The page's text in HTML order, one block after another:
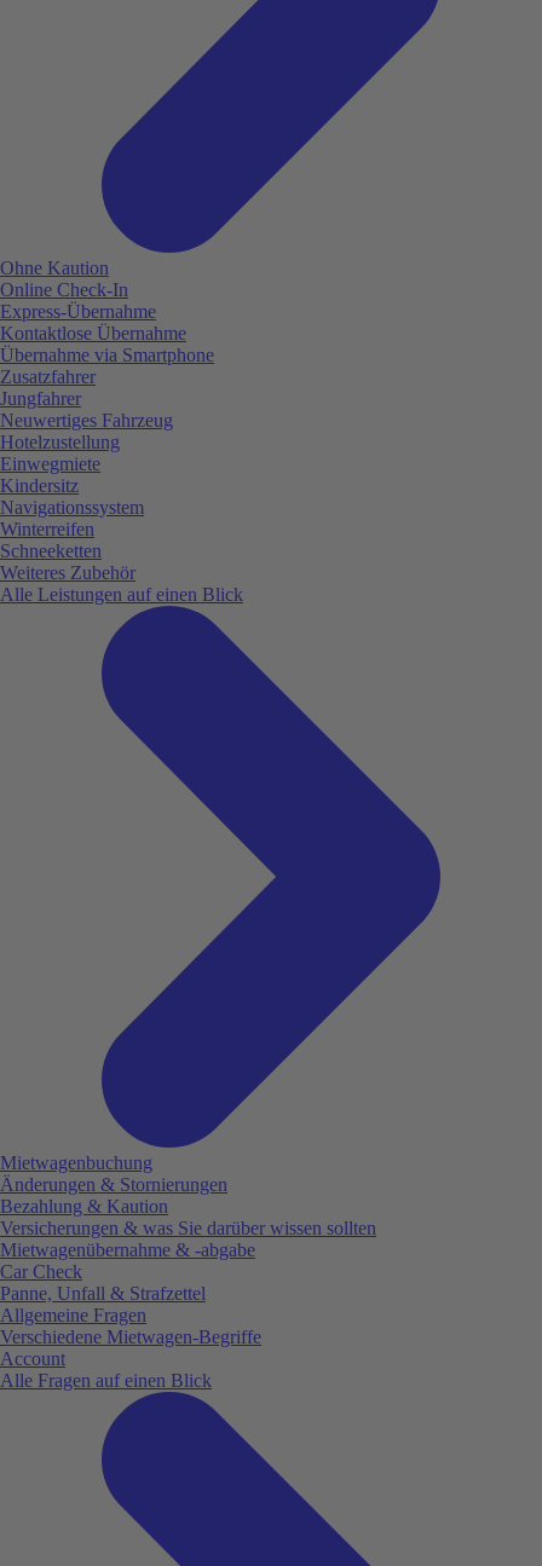
Ohne Kaution
Online Check-In
Express-Übernahme
Kontaktlose Übernahme
Übernahme via Smartphone
Zusatzfahrer
Jungfahrer
Neuwertiges Fahrzeug
Hotelzustellung
Einwegmiete
Kindersitz
Navigationssystem
Winterreifen
Schneeketten
Weiteres Zubehör
Alle Leistungen auf einen Blick
Mietwagenbuchung
Änderungen & Stornierungen
Bezahlung & Kaution
Versicherungen & was Sie darüber wissen sollten
Mietwagenübernahme & -abgabe
Car Check
Panne, Unfall & Strafzettel
Allgemeine Fragen
Verschiedene Mietwagen-Begriffe
Account
Alle Fragen auf einen Blick